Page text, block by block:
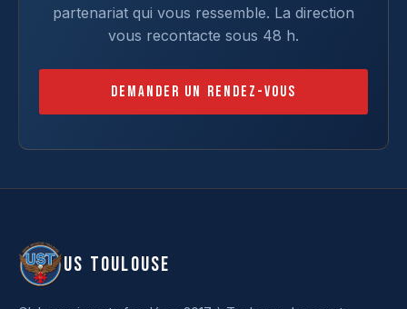
partenariat qui vous ressemble. La direction
vous recontacte sous 48 h.
Demander un rendez-vous
US TOULOUSE